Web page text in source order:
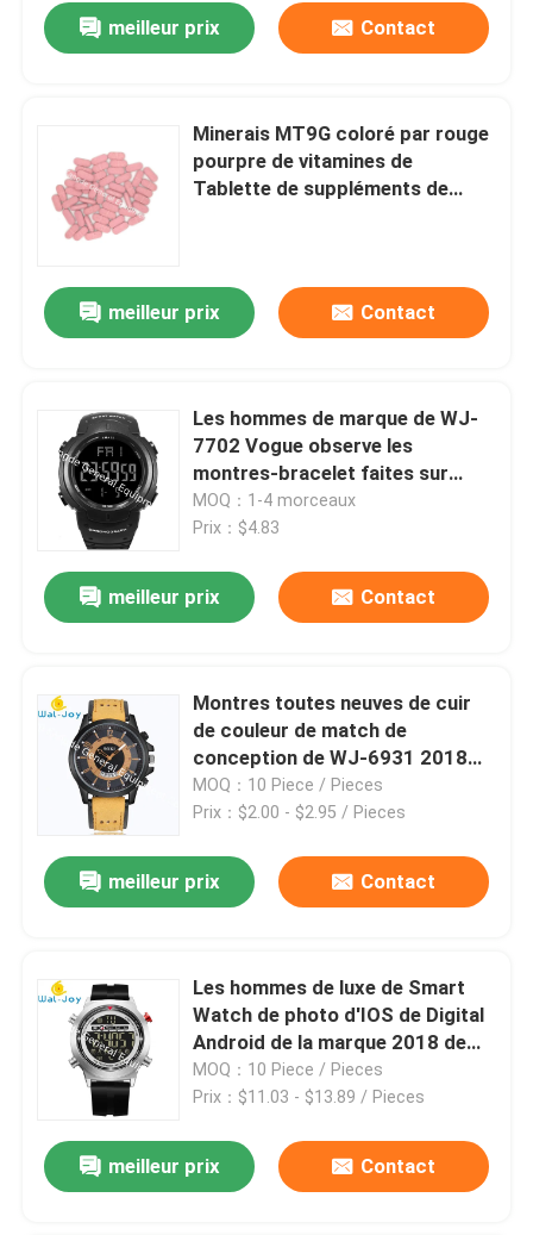
Maison
meilleur prix Contact
Minerais MT9G coloré par rouge
pourpre de vitamines de
Tablette de suppléments de
meilleur prix Contact
Les hommes de marque de WJ-
7702 Vogue observe les
montres-bracelet faites sur
commande de plastique de logo
d'OEM de Digital Handwatches
imperméable de SMAEL
MOQ：1-4 morceaux
Prix：$4.83
meilleur prix Contact
Montres toutes neuves de cuir
de couleur de match de
conception de WJ-6931 2018
SOKI pour des montres de
quartz des hommes avec la date
MOQ：10 Piece / Pieces
Prix：$2.00 - $2.95 / Pieces
meilleur prix Contact
Les hommes de luxe de Smart
Watch de photo d'IOS de Digital
Android de la marque 2018 de
WJ-6915 JeiSo
imperméabilisent la montre-
Bluetooth
MOQ：10 Piece / Pieces
Prix：$11.03 - $13.89 / Pieces
meilleur prix Contact